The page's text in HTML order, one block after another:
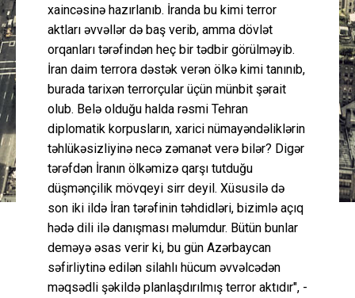
xaincəsinə hazırlanıb. İranda bu kimi terror
aktları əvvəllər də baş verib, amma dövlət
orqanları tərəfindən heç bir tədbir görülməyib.
İran daim terrora dəstək verən ölkə kimi tanınıb,
burada tarixən terrorçular üçün münbit şərait
olub. Belə olduğu halda rəsmi Tehran
diplomatik korpusların, xarici nümayəndəliklərin
təhlükəsizliyinə necə zəmanət verə bilər? Digər
tərəfdən İranın ölkəmizə qarşı tutduğu
düşmənçilik mövqeyi sirr deyil. Xüsusilə də
son iki ildə İran tərəfinin təhdidləri, bizimlə açıq
hədə dili ilə danışması məlumdur. Bütün bunlar
deməyə əsas verir ki, bu gün Azərbaycan
səfirliytinə edilən silahlı hücum əvvəlcədən
məqsədli şəkildə planlaşdırılmış terror aktıdır", -